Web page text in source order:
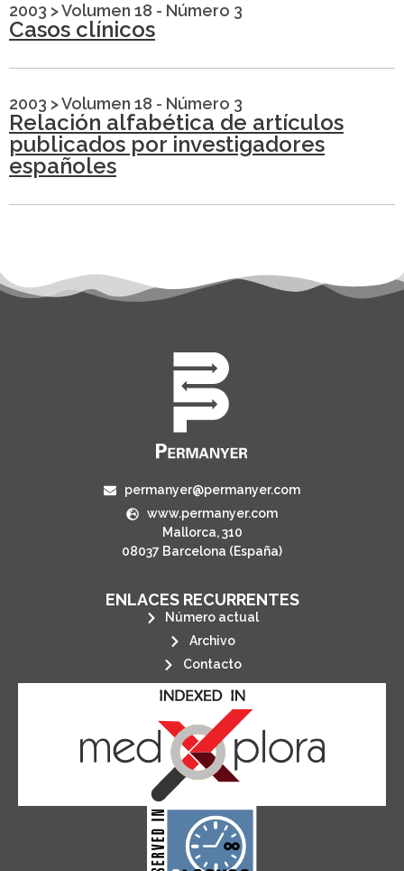
2003 >Volumen 18 - Número 3
Casos clínicos
2003 >Volumen 18 - Número 3
Relación alfabética de artículos
publicados por investigadores
españoles
permanyer@permanyer.com
www.permanyer.com
Mallorca, 310
08037 Barcelona (España)
ENLACES RECURRENTES
Número actual
Archivo
Contacto
ensures the long-term survival
of web-based scholary
publications, governed by and for
its stakeholders.